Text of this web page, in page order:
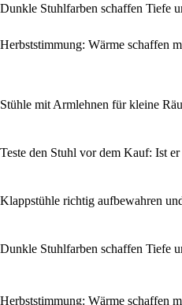
Dunkle Stuhlfarben schaffen Tiefe
Herbststimmung: Wärme schaffen
Stühle mit Armlehnen für kleine
Teste den Stuhl vor dem Kauf: Ist
Klappstühle richtig aufbewahren
Dunkle Stuhlfarben schaffen Tiefe
Herbststimmung: Wärme schaffen